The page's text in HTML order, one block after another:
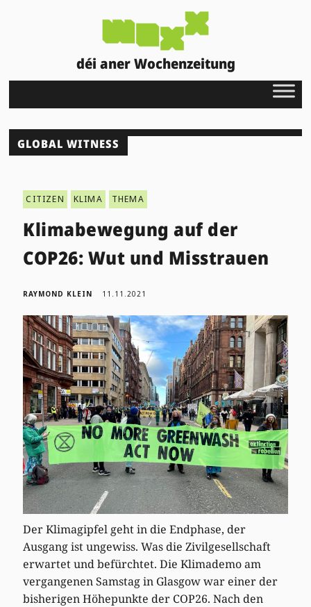
déi aner Wochenzeitung
GLOBAL WITNESS
CITIZEN KLIMA THEMA
Klimabewegung auf der
COP26: Wut und Misstrauen
RAYMOND KLEIN 11.11.2021
Der Klimagipfel geht in die Endphase, der
Ausgang ist ungewiss. Was die Zivilgesellschaft
erwartet und befürchtet. Die Klimademo am
vergangenen Samstag in Glasgow war einer der
bisherigen Höhepunkte der COP26. Nach den